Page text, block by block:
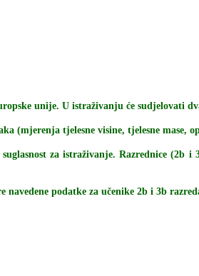
unije. U istraživanju će sudjelovati
tjelesne visine, tjelesne mase,
za istraživanje. Razrednice (2b i
podatke za učenike 2b i 3b